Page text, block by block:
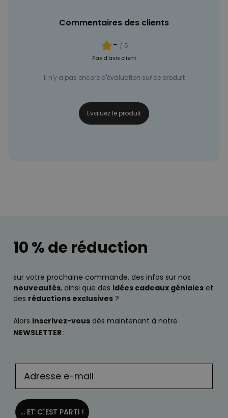
Commentaires des clients
- / 5
Pas d'avis client
Il n'y a pas encore d'évaluation sur ce produit
Evaluez le produit
10 % de réduction
sur votre prochaine commande, des infos sur nos
nouveautés, ainsi que des idées cadeaux géniales et
des réductions exclusives ?
Alors inscrivez-vous dès maintenant à notre
NEWSLETTER :
... ET C´EST PARTI !